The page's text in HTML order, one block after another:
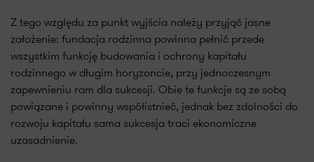
Z tego względu za punkt wyjścia należy przyjąć jasne
założenie: fundacja rodzinna powinna pełnić przede
wszystkim funkcję budowania i ochrony kapitału
rodzinnego w długim horyzoncie, przy jednoczesnym
zapewnieniu ram dla sukcesji. Obie te funkcje są ze sobą
powiązane i powinny współistnieć, jednak bez zdolności do
rozwoju kapitału sama sukcesja traci ekonomiczne
uzasadnienie.